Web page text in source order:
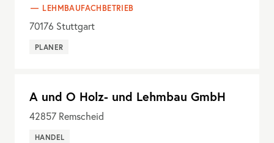
LEHMBAUFACHBETRIEB
70176 Stuttgart
PLANER
A und O Holz- und Lehmbau GmbH
42857 Remscheid
HANDEL